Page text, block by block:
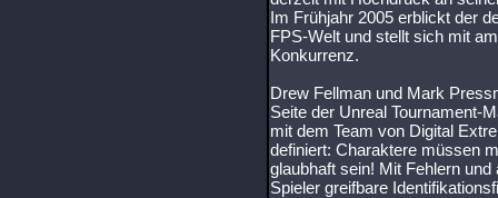
Im Frühjahr 2005 erblickt der
FPS-Welt und stellt sich mit
Konkurrenz.
Drew Fellman und Mark
Seite der Unreal Tournament-
mit dem Team von Digital
definiert: Charaktere müssen
glaubhaft sein! Mit Fehlern
Spieler greifbare